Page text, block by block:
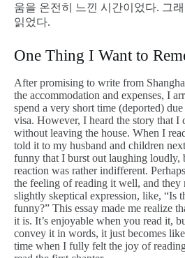
움을 온전히 느낀 시간이었다. 그
읽었다.
One Thing I Want to
After promising to write from
the accommodation and expenses, I
spend a very short time (deported)
visa. However, I heard the story that I
without leaving the house. When I
told it to my husband and children
funny that I burst out laughing loudly,
reaction was rather indifferent.
the feeling of reading it well, and they
slightly skeptical expression, like, “Is
funny?” This essay made me realize
it is. It’s enjoyable when you read it,
convey it in words, it just becomes
time when I fully felt the joy of